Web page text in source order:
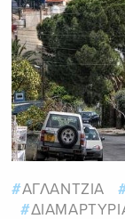
ΑΓΛΑΝΤΖΙΑ